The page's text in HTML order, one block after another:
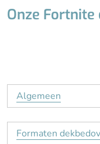
Onze
Algemeen
Formaten